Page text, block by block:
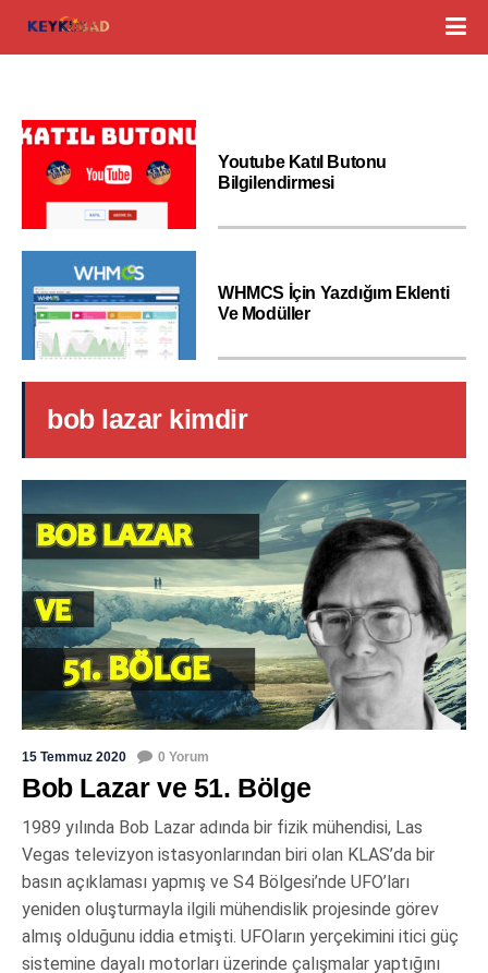
Youtube Katıl Butonu
Bilgilendirmesi
WHMCS İçin Yazdığım Eklenti
Ve Modüller
bob lazar kimdir
15 Temmuz 2020 0 Yorum
Bob Lazar ve 51. Bölge
1989 yılında Bob Lazar adında bir fizik mühendisi, Las
Vegas televizyon istasyonlarından biri olan KLAS’da bir
basın açıklaması yapmış ve S4 Bölgesi’nde UFO’ları
yeniden oluşturmayla ilgili mühendislik projesinde görev
almış olduğunu iddia etmişti. UFOların yerçekimini itici güç
sistemine dayalı motorları üzerinde çalışmalar yaptığını